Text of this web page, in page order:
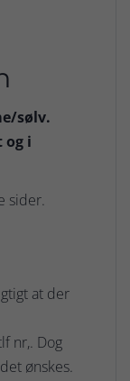
sølv.
og i
sider.
at der
nr,. Dog
ønskes.